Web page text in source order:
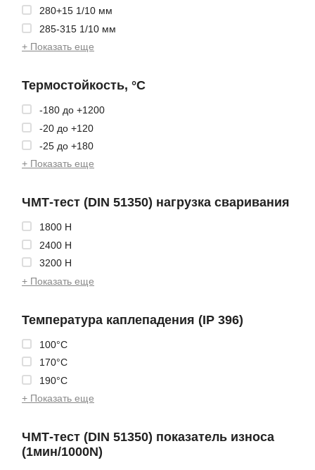
280+15 1/10 мм
285-315 1/10 мм
+ Показать еще
Термостойкость, °C
-180 до +1200
-20 до +120
-25 до +180
+ Показать еще
ЧМТ-тест (DIN 51350) нагрузка сваривания
1800 Н
2400 Н
3200 Н
+ Показать еще
Температура каплепадения (IP 396)
100°C
170°C
190°C
+ Показать еще
ЧМТ-тест (DIN 51350) показатель износа
(1мин/1000N)